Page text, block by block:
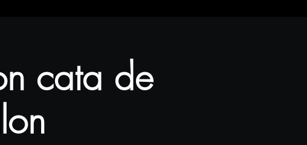
cata de